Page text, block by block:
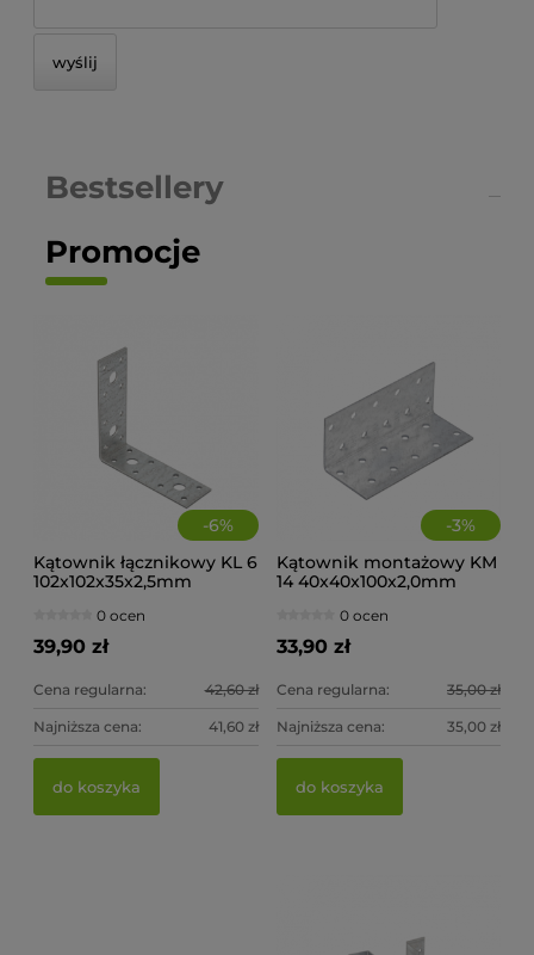
wyślij
Promocje
Bestsellery
-6%
Kątownik łącznikowy KL 6
102x102x35x2,5mm
0 ocen
39,90 zł
Cena regularna: 42,60 zł
Najniższa cena: 41,60 zł
do koszyka
-3%
Kątownik montażowy KM
14 40x40x100x2,0mm
0 ocen
33,90 zł
Cena regularna: 35,00 zł
Najniższa cena: 35,00 zł
do koszyka
Wieszak belki wspornik WB 10 51x105x75x2,0mm